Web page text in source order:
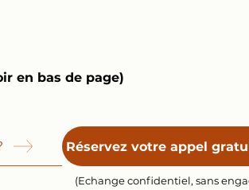
en bas de page)
Réservez votre appel
(Echange confidentiel, sans